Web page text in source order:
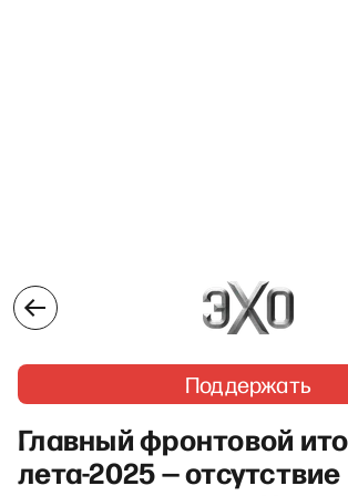
Поддержать
Главный фронтовой
лета-2025 — отсутствие